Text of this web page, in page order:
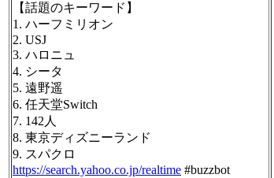
【話題のキーワード】
1. ハーフミリオン
2. USJ
3. ハロニュ
4. シータ
5. 遠野遥
6. 任天堂Switch
7. 142人
8. 東京ディズニーランド
9. スパクロ
https://search.yahoo.co.jp/realtime #buzzbot